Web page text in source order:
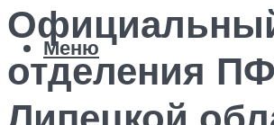
Меню
отделения